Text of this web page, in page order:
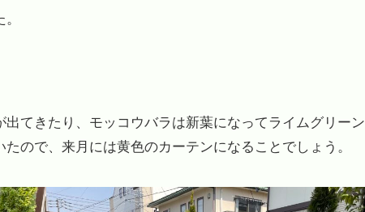
てきたり、モッコウバラは新葉になってライムグリーン
ので、来月には黄色のカーテンになることでしょう。